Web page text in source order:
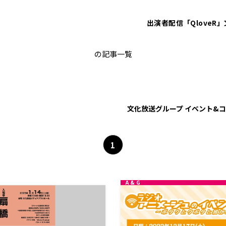
出演者配信「QloveR」
の記事一覧
文化放送グループ イベント&
1